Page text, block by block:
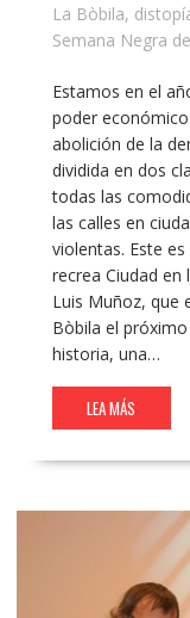
La Bòbila,
Semana Negra
Estamos en el
poder
abolición de la
dividida en dos
todas las
las calles en
violentas. Este
recrea Ciudad en
Luis Muñoz, que
Bòbila el
historia, una…
LEA MÁS